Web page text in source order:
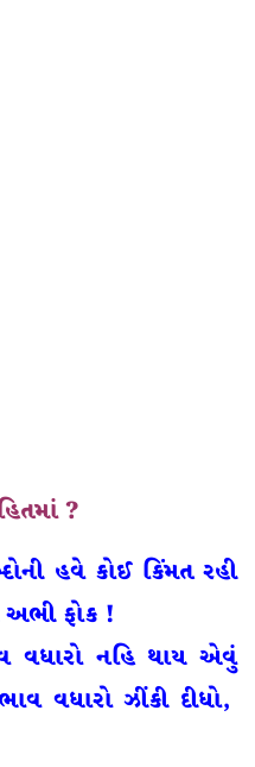
?
હવે કોઈ કિંમત રહી
ફોક !
વધારો નહિ થાય એવું
વધારો ઝીંકી દીધો,